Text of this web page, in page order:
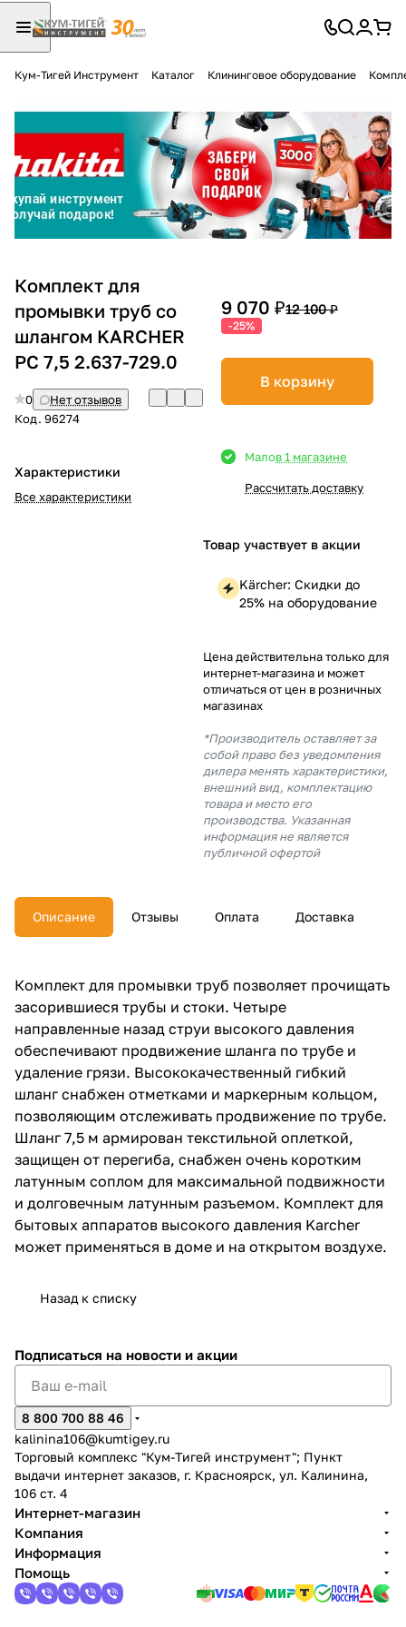
Кум-Тигей Инструмент Каталог Клининговое оборудование
Комплект для
промывки труб со
шлангом KARCHER
PC 7,5 2.637-729.0
0
Нет отзывов
Код. 96274
Характеристики
Все характеристики
9 070 ₽12 100 ₽
-25%
В корзину
Малов 1 магазине
Рассчитать доставку
Товар участвует в акции
Kärcher: Скидки до
25% на оборудование
Цена действительна только для
интернет-магазина и может
отличаться от цен в розничных
магазинах
*Производитель оставляет за
собой право без уведомления
дилера менять характеристики,
внешний вид, комплектацию
товара и место его
производства. Указанная
информация не является
публичной офертой
Описание Отзывы Оплата Доставка
Комплект для промывки труб позволяет прочищать
засорившиеся трубы и стоки. Четыре
направленные назад струи высокого давления
обеспечивают продвижение шланга по трубе и
удаление грязи. Высококачественный гибкий
шланг снабжен отметками и маркерным кольцом,
позволяющим отслеживать продвижение по трубе.
Шланг 7,5 м армирован текстильной оплеткой,
защищен от перегиба, снабжен очень коротким
латунным соплом для максимальной подвижности
и долговечным латунным разъемом. Комплект для
бытовых аппаратов высокого давления Karcher
может применяться в доме и на открытом воздухе.
Назад к списку
Подписаться на новости и акции
8 800 700 88 46
kalinina106@kumtigey.ru
Торговый комплекс "Кум-Тигей инструмент"; Пункт
выдачи интернет заказов, г. Красноярск, ул. Калинина,
106 ст. 4
Интернет-магазин
Компания
Информация
Помощь
Разбейте
оплатуна части
без переплат
График платежей
Сегодня
25%
% картой любого банка
% будут
с вашей карты
недели
Остались вопросы?